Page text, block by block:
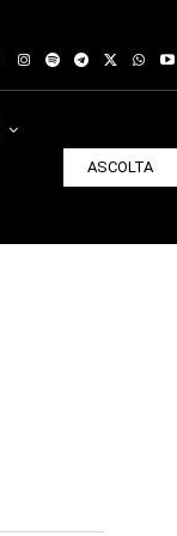
ASCOLTA